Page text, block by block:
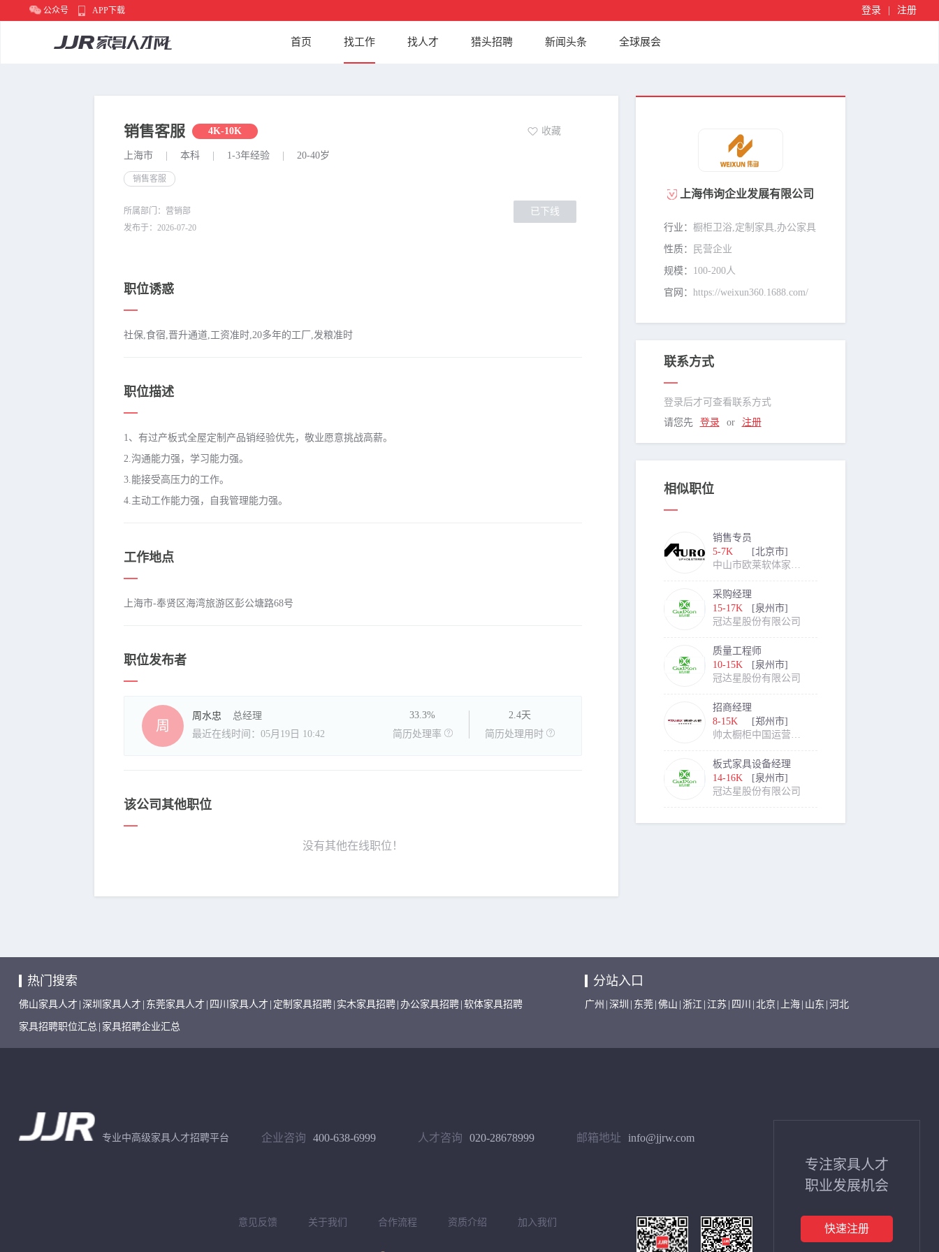
公众号 APP下载 登录 注册
首页 找工作 找人才 猎头招聘 新闻头条 全球展会
销售客服 4K-10K 收藏
上海市 本科 1-3年经验 20-40岁
销售客服
所属部门：营销部
发布于：2026-07-20
已下线
职位诱惑
社保,食宿,晋升通道,工资准时,20多年的工厂,发粮准时
职位描述
1、有过产板式全屋定制产品销经验优先，敬业愿意挑战高薪。
2.沟通能力强，学习能力强。
3.能接受高压力的工作。
4.主动工作能力强，自我管理能力强。
工作地点
上海市-奉贤区海湾旅游区彭公塘路68号
职位发布者
周
周水忠
总经理
最近在线时间：05月19日 10:42
33.3%
简历处理率
2.4天
简历处理用时
该公司其他职位
没有其他在线职位！
上海伟询企业发展有限公司
行业： 橱柜卫浴,定制家具,办公家具
性质： 民营企业
规模： 100-200人
官网： https://weixun360.1688.com/
联系方式
登录后才可查看联系方式
请您先
登录 or 注册
相似职位
销售专员
[北京市]
5-7K
中山市欧莱软体家具制造有限公司
采购经理
[泉州市]
15-17K
冠达星股份有限公司
质量工程师
[泉州市]
10-15K
冠达星股份有限公司
招商经理
[郑州市]
8-15K
帅太橱柜中国运营中心
板式家具设备经理
[泉州市]
14-16K
冠达星股份有限公司
热门搜索
佛山家具人才 深圳家具人才 东莞家具人才 四川家具人才 定制家具招聘 实木家具招聘 办公家具招聘 软体家具招聘
家具招聘职位汇总 家具招聘企业汇总
分站入口
广州 深圳 东莞 佛山 浙江 江苏 四川 北京 上海 山东 河北
专业中高级家具人才招聘平台 企业咨询 400-638-6999 人才咨询 020-28678999 邮箱地址 info@jjrw.com
意见反馈 关于我们 合作流程 资质介绍 加入我们
专注家具人才
职业发展机会
快速注册